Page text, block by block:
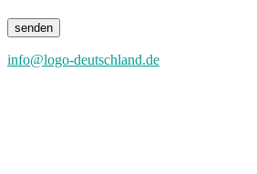
info@logo-deutschland.de